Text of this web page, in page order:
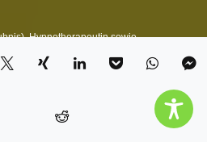
Hypnotherapeutin sowie